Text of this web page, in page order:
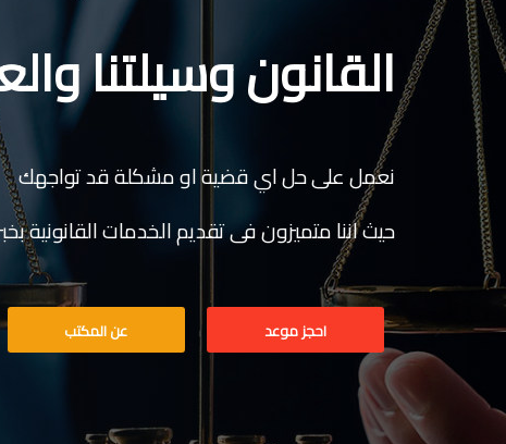
القانون وسيلتنا
نعمل على حل اي قضية او مشكلة قد تواجهك
حيث اننا متميزون فى تقديم الخدمات القانونية بخبرة
احجز موعد عن المكتب